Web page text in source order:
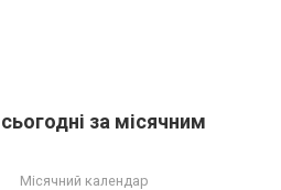
за місячним
Місячний календар